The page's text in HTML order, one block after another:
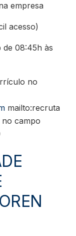
empresa
acesso)
de 08:45h às
no
mailto:recruta
campo